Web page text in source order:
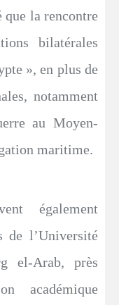
que la rencontre
bilatérales
», en plus de
notamment
au Moyen-
maritime.
également
de l’Université
el-Arab, près
académique